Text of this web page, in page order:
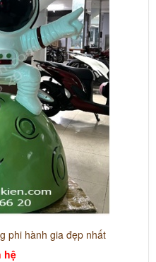
phi hành gia đẹp nhất
hệ